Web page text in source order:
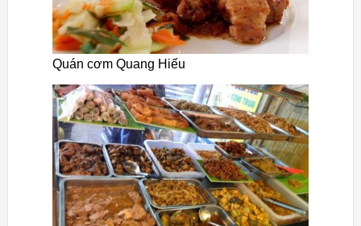
Quán cơm Quang Hiếu